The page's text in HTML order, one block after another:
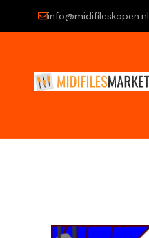
info@midifileskopen.nl